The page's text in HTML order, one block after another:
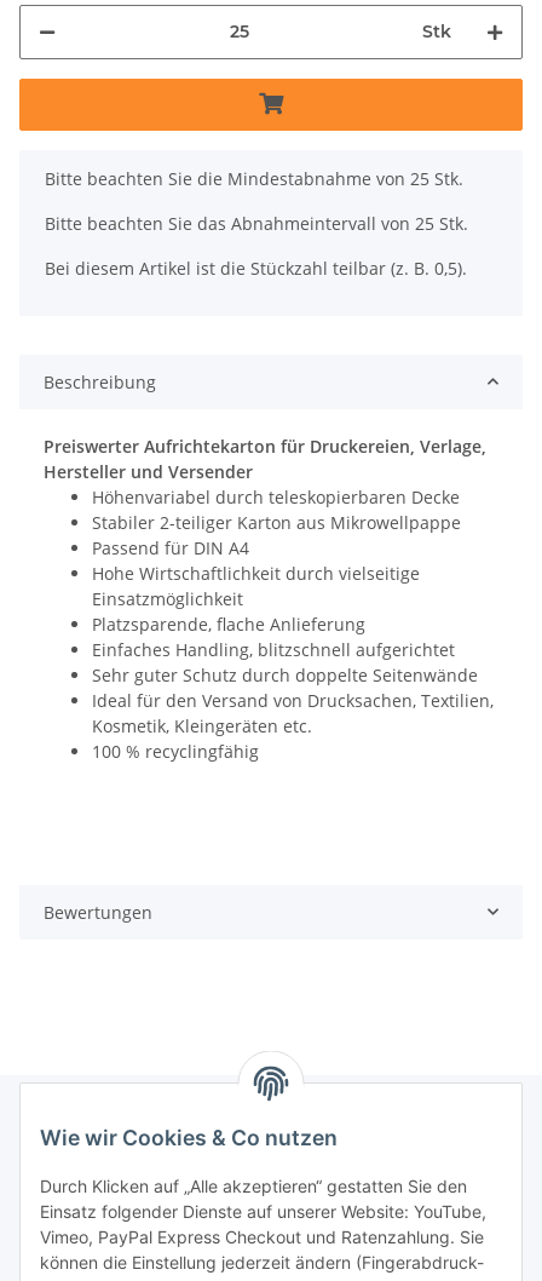
Stk
x
Bitte beachten Sie die Mindestabnahme von 25 Stk.
Bitte beachten Sie das Abnahmeintervall von 25 Stk.
Bei diesem Artikel ist die Stückzahl teilbar (z. B. 0,5).
Beschreibung
Preiswerter Aufrichtekarton für Druckereien, Verlage,
Hersteller und Versender
Höhenvariabel durch teleskopierbaren Decke
Stabiler 2-teiliger Karton aus Mikrowellpappe
Passend für DIN A4
Hohe Wirtschaftlichkeit durch vielseitige
Einsatzmöglichkeit
Platzsparende, flache Anlieferung
Einfaches Handling, blitzschnell aufgerichtet
Sehr guter Schutz durch doppelte Seitenwände
Ideal für den Versand von Drucksachen, Textilien,
Kosmetik, Kleingeräten etc.
100 % recyclingfähig
Bewertungen
Gesetzliche Informationen
Wie wir Cookies & Co nutzen
Durch Klicken auf „Alle akzeptieren“ gestatten Sie den
Einsatz folgender Dienste auf unserer Website: YouTube,
Vimeo, PayPal Express Checkout und Ratenzahlung. Sie
können die Einstellung jederzeit ändern (Fingerabdruck-